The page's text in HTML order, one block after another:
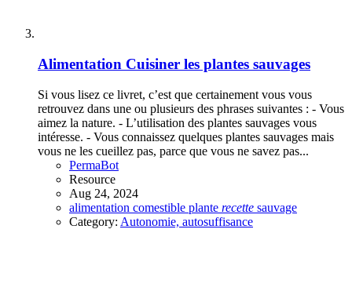
Alimentation Cuisiner les plantes sauvages
Si vous lisez ce livret, c’est que certainement vous vous
retrouvez dans une ou plusieurs des phrases suivantes : - Vous
aimez la nature. - L’utilisation des plantes sauvages vous
intéresse. - Vous connaissez quelques plantes sauvages mais
vous ne les cueillez pas, parce que vous ne savez pas...
PermaBot
Resource
Aug 24, 2024
alimentation comestible plante recette sauvage
Category: Autonomie, autosuffisance